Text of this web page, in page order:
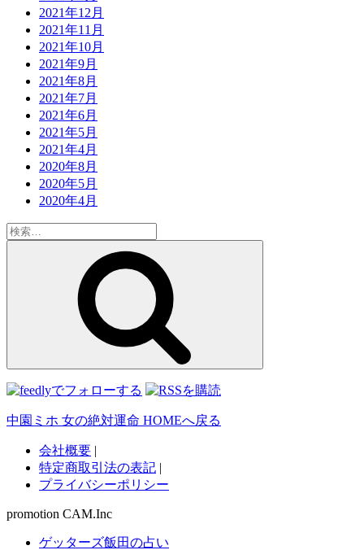
2021年12月
2021年11月
2021年10月
2021年9月
2021年8月
2021年7月
2021年6月
2021年5月
2021年4月
2020年8月
2020年5月
2020年4月
検
索:
中園ミホ 女の絶対運命 HOMEへ戻る
会社概要 |
特定商取引法の表記 |
プライバシーポリシー
promotion CAM.Inc
ゲッターズ飯田の占い